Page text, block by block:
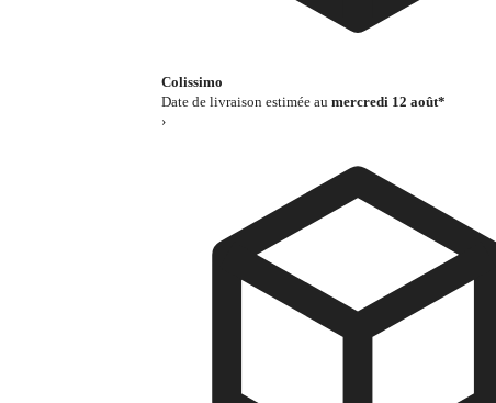
Colissimo
Date de livraison estimée au mercredi 12 août*
›